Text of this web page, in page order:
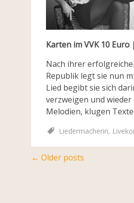
Karten im VVK 10 Euro
Nach ihrer
Republik legt sie nun
Lied begibt sie sich
verzweigen und
Melodien, klugen
Liedermacherin,
Posts
← Older posts